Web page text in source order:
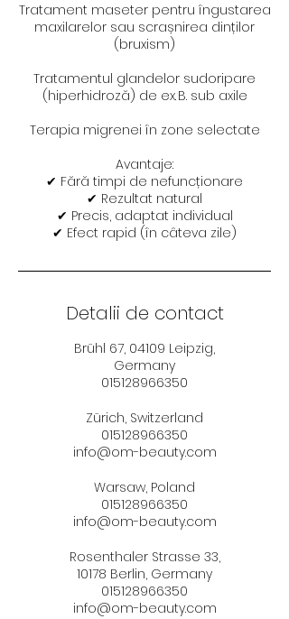
Tratament maseter pentru îngustarea
maxilarelor sau scrașnirea dinților
(bruxism)
Tratamentul glandelor sudoripare
(hiperhidroză) de ex. B. sub axile
Terapia migrenei în zone selectate
Avantaje:
✔ Fără timpi de nefuncționare
✔ Rezultat natural
✔ Precis, adaptat individual
✔ Efect rapid (în câteva zile)
Detalii de contact
Brühl 67, 04109 Leipzig,
Germany
015128966350
Zürich, Switzerland
015128966350
info@om-beauty.com
Warsaw, Poland
015128966350
info@om-beauty.com
Rosenthaler Strasse 33,
10178 Berlin, Germany
015128966350
info@om-beauty.com